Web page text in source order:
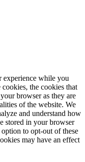
experience while you
the cookies that
browser as they are
of the website. We
and understand how
stored in your browser
to opt-out of these
may have an effect